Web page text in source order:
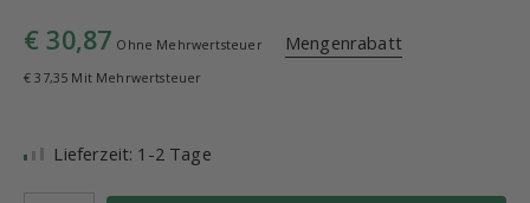
€ 30,87 Ohne Mehrwertsteuer Mengenrabatt
€ 37,35 Mit Mehrwertsteuer
Lieferzeit: 1-2 Tage